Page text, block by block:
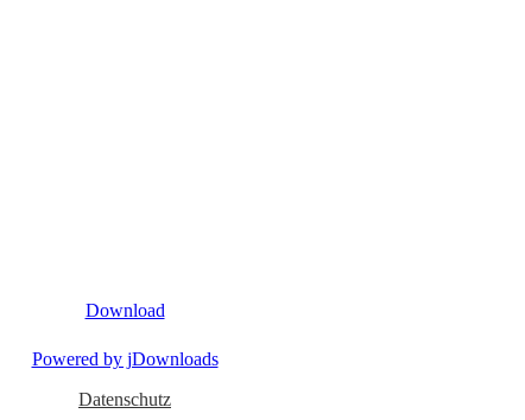
Download
Powered by jDownloads
Datenschutz